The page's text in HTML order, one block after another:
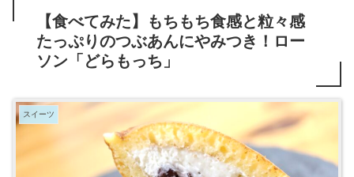
【食べてみた】もちもち食感と粒々感
たっぷりのつぶあんにやみつき！ロー
ソン「どらもっち」
スイーツ